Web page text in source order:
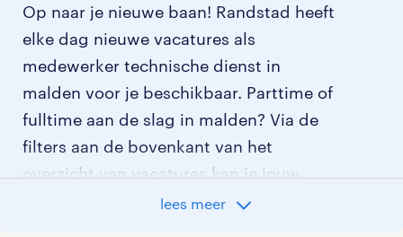
Op naar je nieuwe baan! Randstad heeft
elke dag nieuwe vacatures als
medewerker technische dienst in
malden voor je beschikbaar. Parttime of
fulltime aan de slag in malden? Via de
filters aan de bovenkant van het
overzicht van vacatures kan je jouw
opties verder aangeven!
lees meer